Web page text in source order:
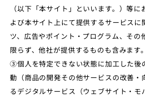
（以下「本サイト」といいます。）等
よび本サイト上にて提供するサービスに
ツ、広告やポイント・プログラム、その
限らず、他社が提供するものも含みます
③個人を特定できない状態に加工した後
動（商品の開発その他サービスの改善・
るデジタルサービス（ウェブサイト・モ